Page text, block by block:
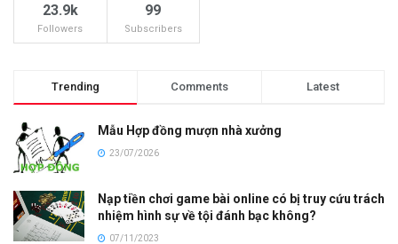
23.9k
Followers
99
Subscribers
Trending Comments Latest
Mẫu Hợp đồng mượn nhà xưởng
23/07/2026
Nạp tiền chơi game bài online có bị truy cứu trách
nhiệm hình sự về tội đánh bạc không?
07/11/2023